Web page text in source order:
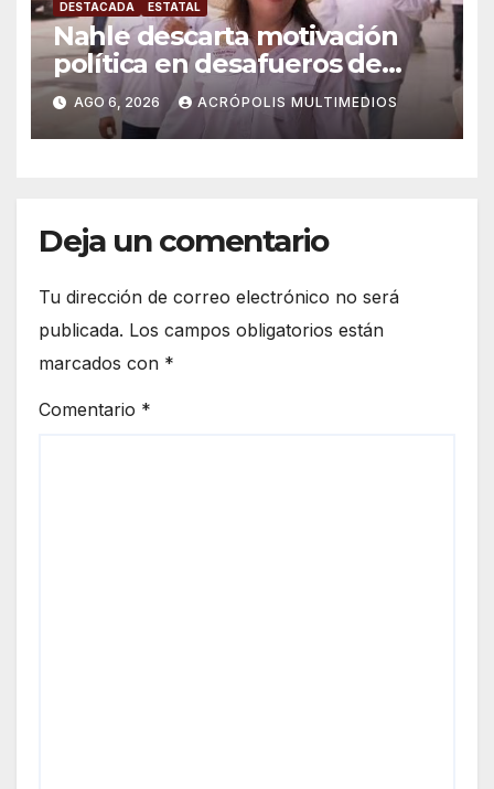
DESTACADA ESTATAL
Nahle descarta motivación
política en desafueros de
alcaldes
AGO 6, 2026 ACRÓPOLIS MULTIMEDIOS
Deja un comentario
Tu dirección de correo electrónico no será
publicada. Los campos obligatorios están
marcados con *
Comentario *